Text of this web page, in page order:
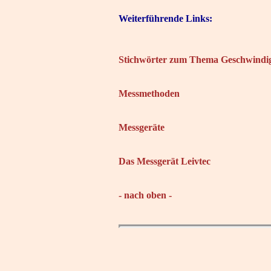
Weiterführende Links:
Stichwörter zum Thema
Messmethoden
Messgeräte
Das Messgerät Leivtec
- nach oben -